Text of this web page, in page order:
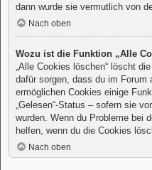
dann wurde sie vermutlich von
Nach oben
Wozu ist die Funktion „Alle
„Alle Cookies löschen“ löscht
dafür sorgen, dass du im Forum
ermöglichen Cookies einige
„Gelesen“-Status – sofern sie
wurden. Wenn du Probleme bei
helfen, wenn du die Cookies
Nach oben